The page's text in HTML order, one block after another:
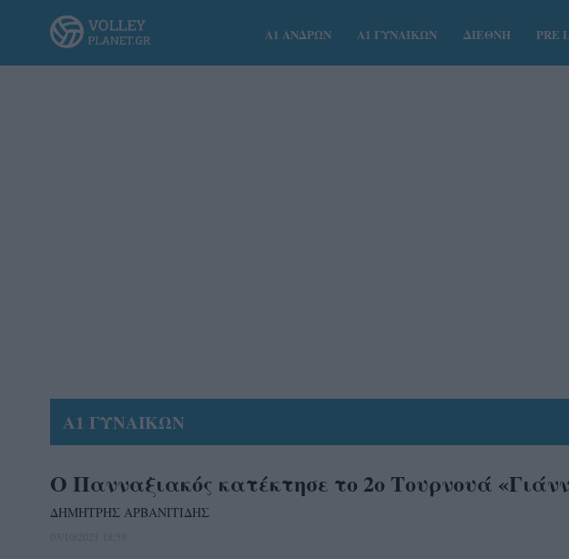
Α1 ΑΝΔΡΩΝ Α1 ΓΥΝΑΙΚΩΝ ΔΙΕΘΝΗ PRE
Α1 ΓΥΝΑΙΚΩΝ
Ο Πανναξιακός κατέκτησε το 2ο Τουρνουά
ΔΗΜΗΤΡΗΣ ΑΡΒΑΝΙΤΙΔΗΣ